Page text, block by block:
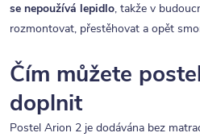
se nepoužívá lepidlo, takže v
rozmontovat, přestěhovat a opět
Čím můžete
doplnit
Postel Arion 2 je dodávána bez